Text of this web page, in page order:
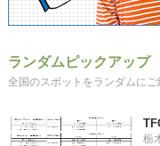
ランダムピックアップ
全国のスポットをランダムにご
栃